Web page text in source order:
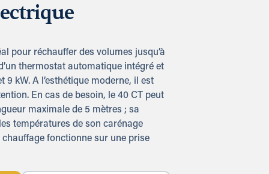
pour réchauffer des volumes jusqu’à
thermostat automatique intégré et
kW. A l’esthétique moderne, il est
En cas de besoin, le 40 CT peut
maximale de 5 mètres ; sa
températures de son carénage
fonctionne sur une prise